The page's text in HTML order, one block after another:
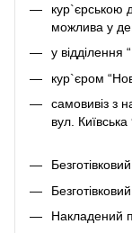
кур`єрською
можлива у
у відділення
кур`єром
самовивіз з
вул. Київська
Накладений